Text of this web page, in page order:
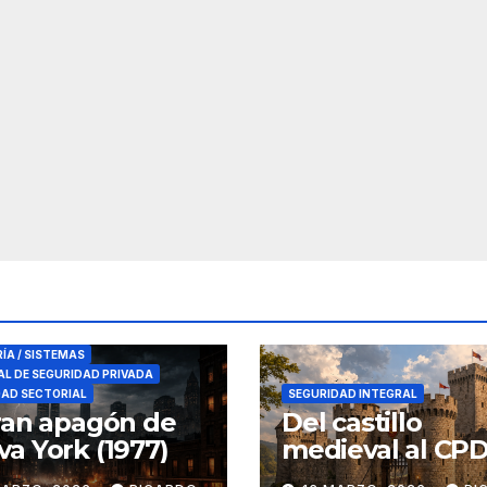
/ SISTEMAS
DE SEGURIDAD PRIVADA
SECTORIAL
apagón de
York (1977)
SEGURIDAD INTEGRAL
Del castillo
medieval al
seguridad por